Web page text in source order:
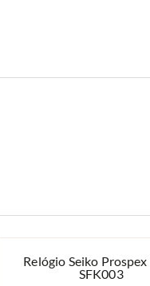
Relógio Seiko
SFK003